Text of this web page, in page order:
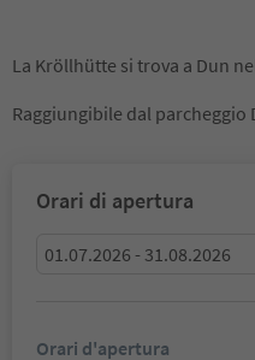
La Kröllhütte si trova a Dun
Raggiungibile dal parcheggio
Orari di apertura
01.07.2026 - 31.08.2026
Orari d'apertura